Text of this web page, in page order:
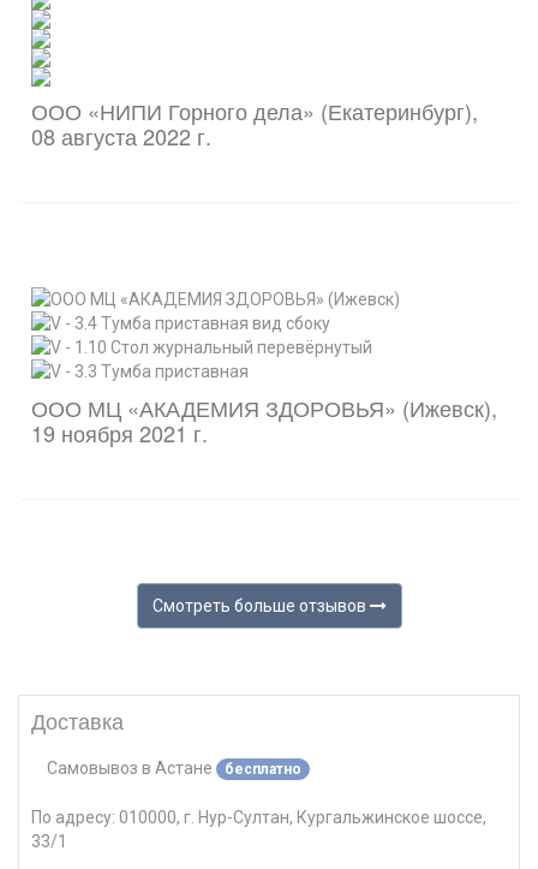
ООО «НИПИ Горного дела» (Екатеринбург),
08 августа 2022 г.
ООО МЦ «АКАДЕМИЯ ЗДОРОВЬЯ» (Ижевск),
19 ноября 2021 г.
Смотреть больше отзывов
Доставка
Самовывоз в Астане бесплатно
По адресу: 010000, г. Нур-Султан, Кургальжинское шоссе,
33/1